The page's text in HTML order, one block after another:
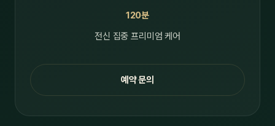
120분
전신 집중 프리미엄 케어
예약 문의